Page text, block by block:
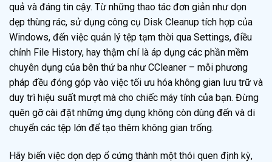
quả và đáng tin cậy. Từ những thao tác đơn giản như dọn
dẹp thùng rác, sử dụng công cụ Disk Cleanup tích hợp của
Windows, đến việc quản lý tệp tạm thời qua Settings, điều
chỉnh File History, hay thậm chí là áp dụng các phần mềm
chuyên dụng của bên thứ ba như CCleaner – mỗi phương
pháp đều đóng góp vào việc tối ưu hóa không gian lưu trữ và
duy trì hiệu suất mượt mà cho chiếc máy tính của bạn. Đừng
quên gỡ cài đặt những ứng dụng không còn dùng đến và di
chuyển các tệp lớn để tạo thêm không gian trống.
Hãy biến việc dọn dẹp ổ cứng thành một thói quen định kỳ,